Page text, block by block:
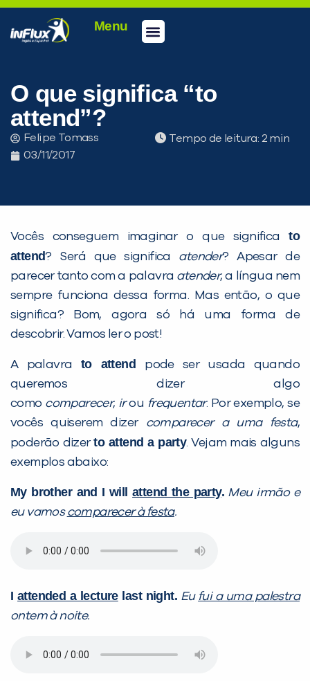
Menu
O que significa “to
attend”?
Felipe Tomass
03/11/2017
Tempo de leitura:
Vocês conseguem imaginar o que significato
attend? Será que significa atender? Apesar de
parecer tanto com a palavra atender, a língua nem
sempre funciona dessa forma. Mas então, o que
significa? Bom, agora só há uma forma de
descobrir. Vamos ler o post!
A palavra to attend pode ser usada quando
queremos dizer algo
como comparecer, irou frequentar. Por exemplo, se
vocês quiserem dizer comparecer a uma festa,
poderão dizerto attend a party. Vejam mais alguns
exemplos abaixo:
My brother and I willattend the party. Meu irmão e
eu vamoscomparecer à festa.
Iattended a lecturelast night. Eu fui a uma palestra
ontem à noite.